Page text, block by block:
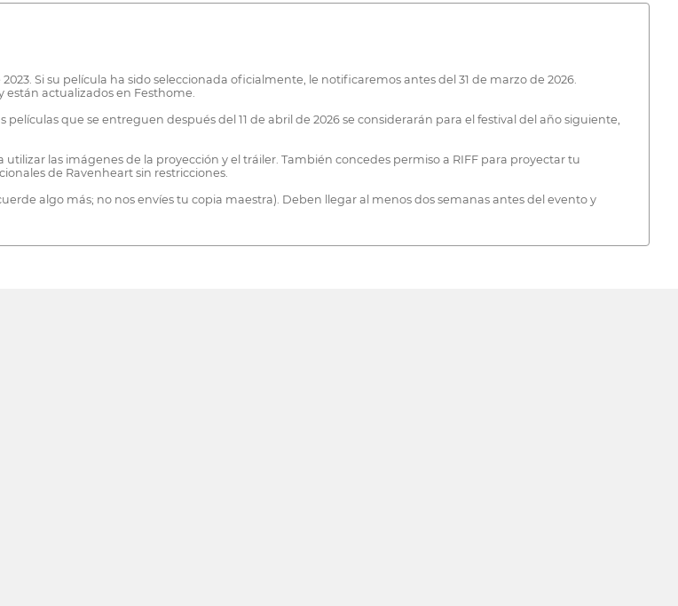
Si su película ha sido seleccionada oficialmente, le notificaremos antes del 31 de marzo de 2026.
actualizados en Festhome.
películas que se entreguen después del 11 de abril de 2026 se considerarán para el festival del año siguiente,
las imágenes de la proyección y el tráiler. También concedes permiso a RIFF para proyectar tu
de Ravenheart sin restricciones.
algo más; no nos envíes tu copia maestra). Deben llegar al menos dos semanas antes del evento y